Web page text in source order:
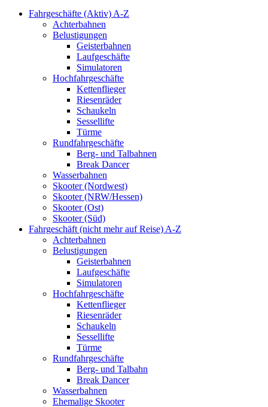
Fahrgeschäfte (Aktiv) A-Z
Achterbahnen
Belustigungen
Geisterbahnen
Laufgeschäfte
Simulatoren
Hochfahrgeschäfte
Kettenflieger
Riesenräder
Schaukeln
Sessellifte
Türme
Rundfahrgeschäfte
Berg- und Talbahnen
Break Dancer
Wasserbahnen
Skooter (Nordwest)
Skooter (NRW/Hessen)
Skooter (Ost)
Skooter (Süd)
Fahrgeschäft (nicht mehr auf Reise) A-Z
Achterbahnen
Belustigungen
Geisterbahnen
Laufgeschäfte
Simulatoren
Hochfahrgeschäfte
Kettenflieger
Riesenräder
Schaukeln
Sessellifte
Türme
Rundfahrgeschäfte
Berg- und Talbahn
Break Dancer
Wasserbahnen
Ehemalige Skooter